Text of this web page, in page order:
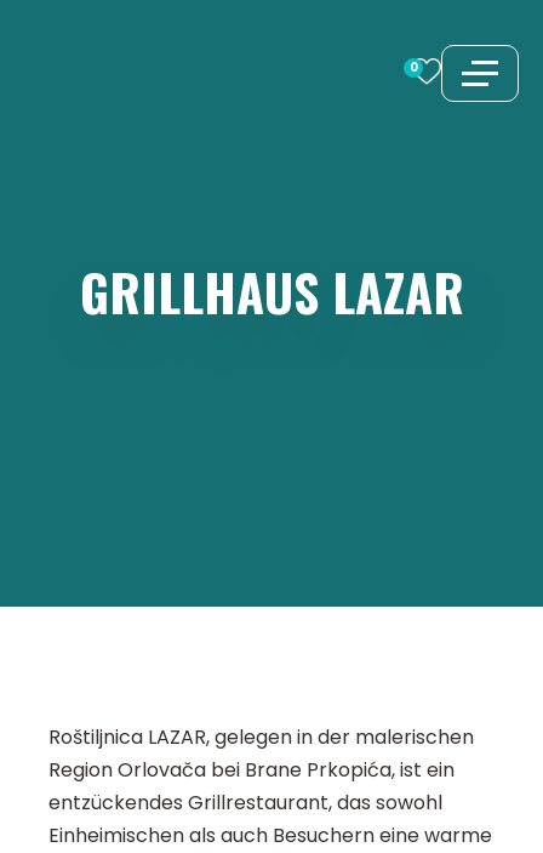
0
GRILLHAUS LAZAR
Roštiljnica LAZAR, gelegen in der malerischen
Region Orlovača bei Brane Prkopića, ist ein
entzückendes Grillrestaurant, das sowohl
Einheimischen als auch Besuchern eine warme